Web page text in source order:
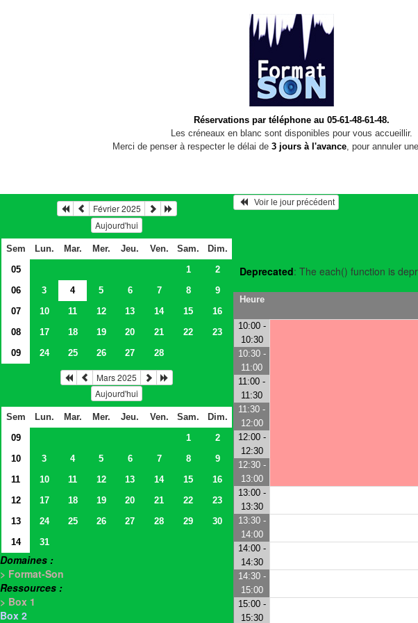
Réservations par téléphone au 05-61-48-61-48.
Les créneaux en blanc sont disponibles pour vous accueillir.
Merci de penser à respecter le délai de 3 jours à l'avance, pour annuler
Février 2025
Aujourd'hui
Sem Lun. Mar. Mer. Jeu. Ven. Sam.
Dim.
05
1
2
06
3 4 5 6 7 8
9
07
10 11 12 13 14 15
16
08
17 18 19 20 21 22
23
09
24 25 26 27 28
Mars 2025
Aujourd'hui
Sem Lun. Mar. Mer. Jeu. Ven. Sam.
Dim.
09
1
2
10
3 4 5 6 7 8
9
11
10 11 12 13 14 15
16
12
17 18 19 20 21 22
23
13
24 25 26 27 28 29
30
14
31
Domaines :
> Format-Son
Ressources :
> Box 1
Box 2
   Voir le jour précédent
Deprecated: The each() function is
Heure
10:00 -
10:30
10:30 -
11:00
11:00 -
11:30
11:30 -
12:00
12:00 -
12:30
12:30 -
13:00
13:00 -
13:30
13:30 -
14:00
14:00 -
14:30
14:30 -
15:00
15:00 -
15:30